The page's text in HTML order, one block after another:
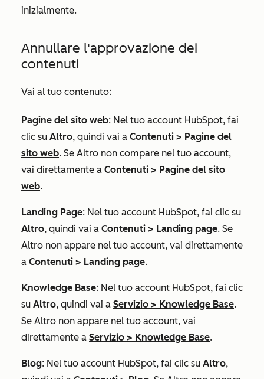
inizialmente.
Annullare l'approvazione dei
contenuti
Vai al tuo contenuto:
Pagine del sito web: Nel tuo account HubSpot, fai
clic su Altro, quindi vai a Contenuti > Pagine del
sito web. Se Altro non compare nel tuo account,
vai direttamente a Contenuti > Pagine del sito
web.
Landing Page: Nel tuo account HubSpot, fai clic su
Altro, quindi vai a Contenuti > Landing page. Se
Altro non appare nel tuo account, vai direttamente
a Contenuti > Landing page.
Knowledge Base: Nel tuo account HubSpot, fai clic
su Altro, quindi vai a Servizio > Knowledge Base.
Se Altro non appare nel tuo account, vai
direttamente a Servizio > Knowledge Base.
Blog: Nel tuo account HubSpot, fai clic su Altro,